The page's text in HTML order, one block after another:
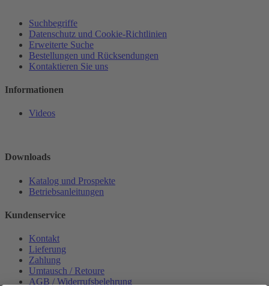
Suchbegriffe
Datenschutz und Cookie-Richtlinien
Erweiterte Suche
Bestellungen und Rücksendungen
Kontaktieren Sie uns
Informationen
Videos
Downloads
Katalog und Prospekte
Betriebsanleitungen
Kundenservice
Kontakt
Lieferung
Zahlung
Umtausch / Retoure
AGB / Widerrufsbelehrung